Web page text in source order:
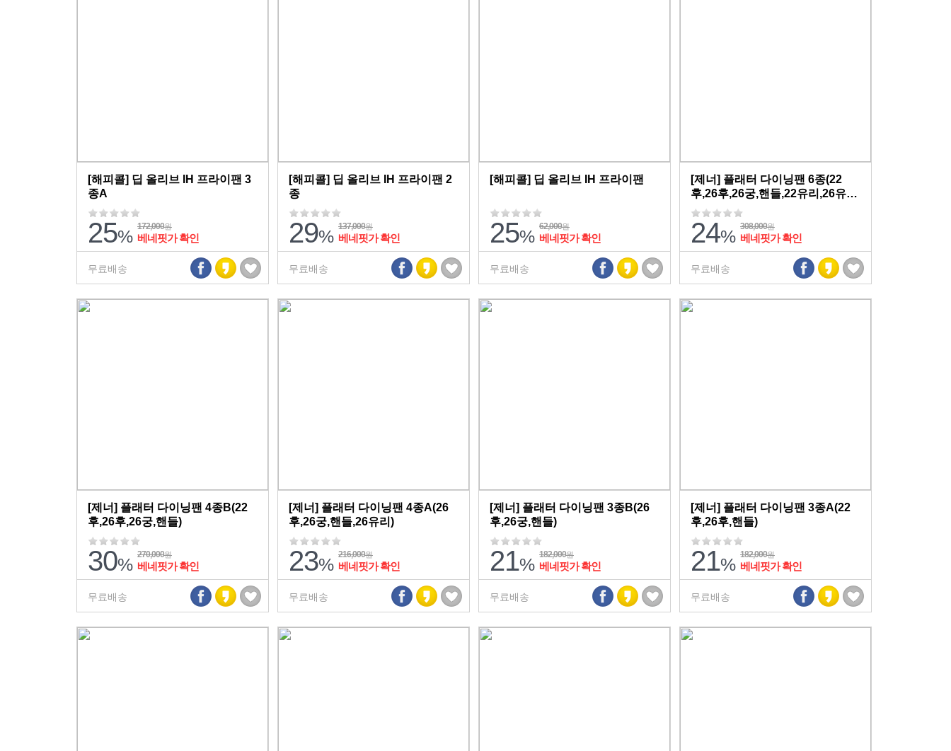
[해피콜] 딥 올리브 IH 프라이팬 3
종A
25% 172,000원
베네핏가 확인
무료배송
[해피콜] 딥 올리브 IH 프라이팬 2
종
29% 137,000원
베네핏가 확인
무료배송
[해피콜] 딥 올리브 IH 프라이팬
25% 62,000원
베네핏가 확인
무료배송
[제너] 플래터 다이닝팬 6종(22
후,26후,26궁,핸들,22유리,26유
리)
24% 308,000원
베네핏가 확인
무료배송
[제너] 플래터 다이닝팬 4종B(22
후,26후,26궁,핸들)
30% 270,000원
베네핏가 확인
무료배송
[제너] 플래터 다이닝팬 4종A(26
후,26궁,핸들,26유리)
23% 216,000원
베네핏가 확인
무료배송
[제너] 플래터 다이닝팬 3종B(26
후,26궁,핸들)
21% 182,000원
베네핏가 확인
무료배송
[제너] 플래터 다이닝팬 3종A(22
후,26후,핸들)
21% 182,000원
베네핏가 확인
무료배송